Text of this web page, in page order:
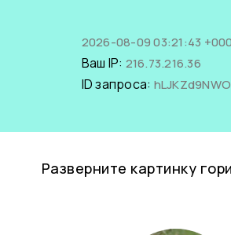
2026-08-09 03:21:43
Ваш IP: 216.73.216.36
ID запроса:
Разверните картинку